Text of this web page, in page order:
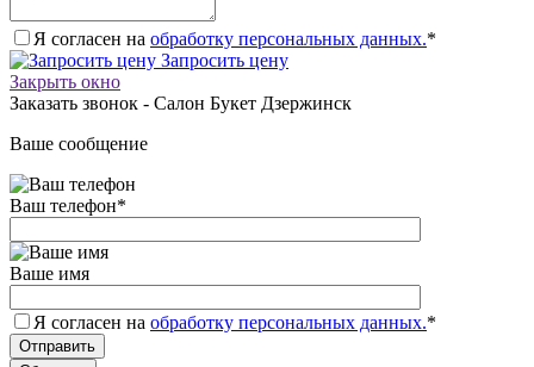
Я согласен на обработку персональных данных.*
Запросить цену
Закрыть окно
Заказать звонок - Салон Букет Дзержинск
Ваше сообщение
Ваш телефон*
Ваше имя
Я согласен на обработку персональных данных.*